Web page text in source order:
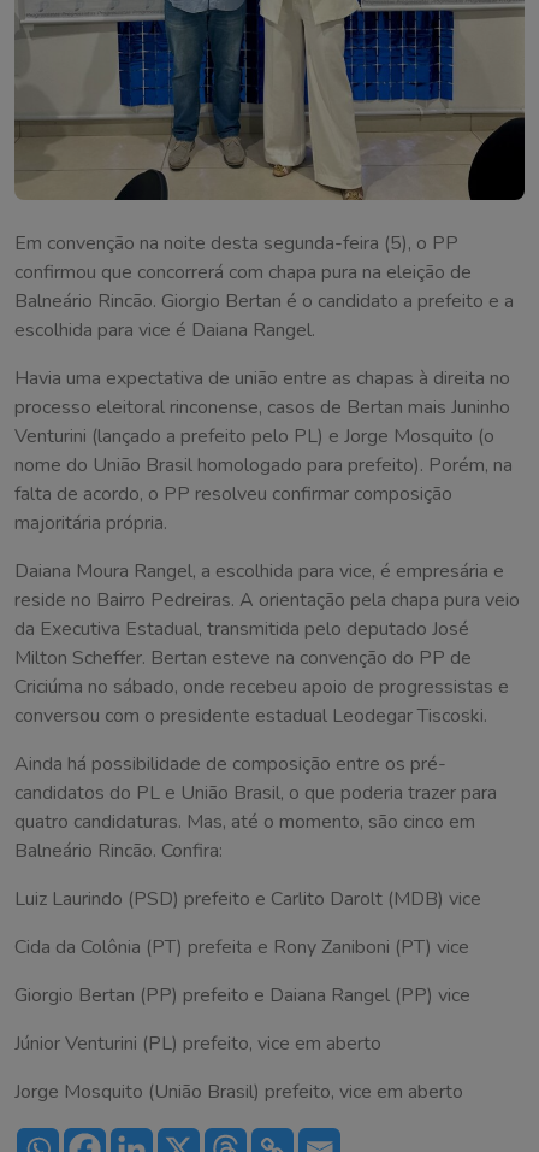
Em convenção na noite desta segunda-feira (5), o PP
confirmou que concorrerá com chapa pura na eleição de
Balneário Rincão. Giorgio Bertan é o candidato a prefeito e a
escolhida para vice é Daiana Rangel.
Havia uma expectativa de união entre as chapas à direita no
processo eleitoral rinconense, casos de Bertan mais Juninho
Venturini (lançado a prefeito pelo PL) e Jorge Mosquito (o
nome do União Brasil homologado para prefeito). Porém, na
falta de acordo, o PP resolveu confirmar composição
majoritária própria.
Daiana Moura Rangel, a escolhida para vice, é empresária e
reside no Bairro Pedreiras. A orientação pela chapa pura veio
da Executiva Estadual, transmitida pelo deputado José
Milton Scheffer. Bertan esteve na convenção do PP de
Criciúma no sábado, onde recebeu apoio de progressistas e
conversou com o presidente estadual Leodegar Tiscoski.
Ainda há possibilidade de composição entre os pré-
candidatos do PL e União Brasil, o que poderia trazer para
quatro candidaturas. Mas, até o momento, são cinco em
Balneário Rincão. Confira:
Luiz Laurindo (PSD) prefeito e Carlito Darolt (MDB) vice
Cida da Colônia (PT) prefeita e Rony Zaniboni (PT) vice
Giorgio Bertan (PP) prefeito e Daiana Rangel (PP) vice
Júnior Venturini (PL) prefeito, vice em aberto
Jorge Mosquito (União Brasil) prefeito, vice em aberto